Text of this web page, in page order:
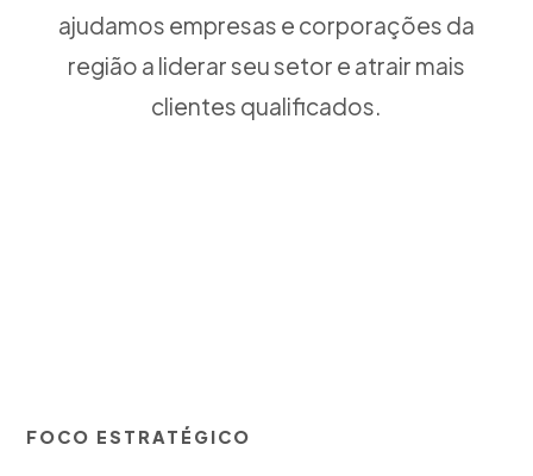
ajudamos empresas e corporações da
região a liderar seu setor e atrair mais
clientes qualificados.
FOCO ESTRATÉGICO